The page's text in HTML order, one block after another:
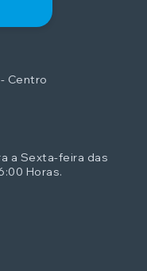
Centro
a Sexta-feira das
Horas.